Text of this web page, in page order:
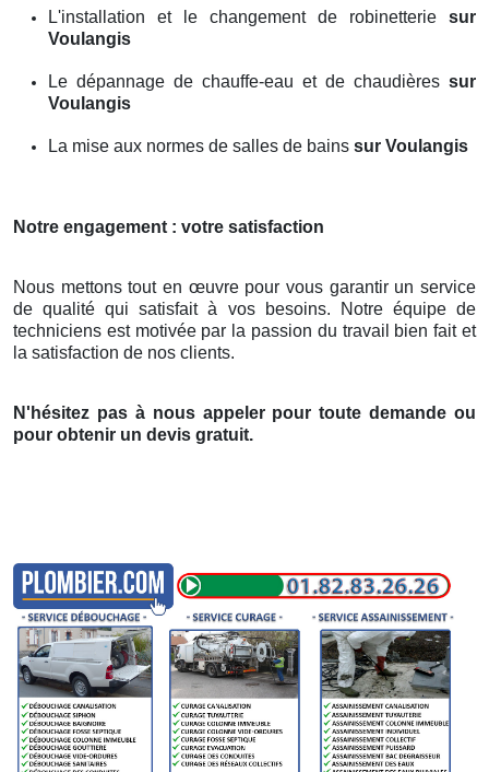
L'installation et le changement de robinetterie sur
Voulangis
Le dépannage de chauffe-eau et de chaudières sur
Voulangis
La mise aux normes de salles de bains sur Voulangis
Notre engagement : votre satisfaction
Nous mettons tout en œuvre pour vous garantir un service
de qualité qui satisfait à vos besoins. Notre équipe de
techniciens est motivée par la passion du travail bien fait et
la satisfaction de nos clients.
N'hésitez pas à nous appeler pour toute demande ou
pour obtenir un devis gratuit.